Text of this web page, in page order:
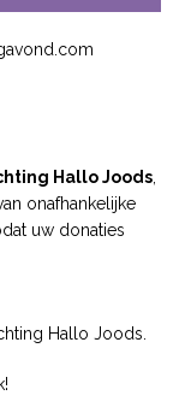
Hallo Joods
onafhankelijke
uw donaties
Hallo Joods.